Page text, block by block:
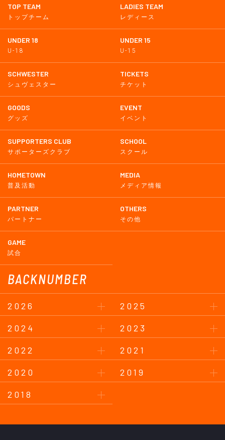
TOP TEAM
トップチーム
LADIES TEAM
レディース
UNDER 18
U-18
UNDER 15
U-15
SCHWESTER
シュヴェスター
TICKETS
チケット
GOODS
グッズ
EVENT
イベント
SUPPORTERS CLUB
サポーターズクラブ
SCHOOL
スクール
HOMETOWN
普及活動
MEDIA
メディア情報
PARTNER
パートナー
OTHERS
その他
GAME
試合
BACKNUMBER
2026
2025
2024
2023
2022
2021
2020
2019
2018